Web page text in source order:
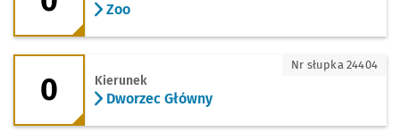
Zoo
0 - kierunek Dworzec Główny
0 Kierunek
Dworzec Główny
Nr słupka 24404